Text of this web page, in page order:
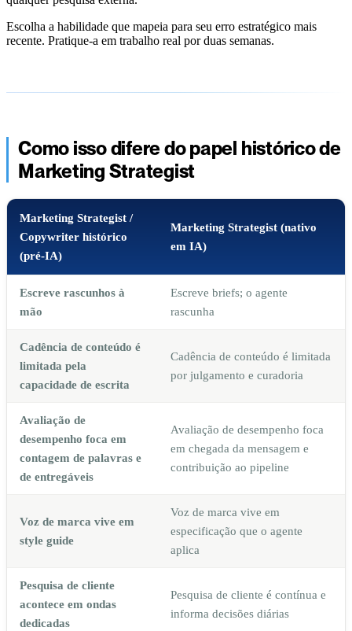
Escolha a habilidade que mapeia para seu erro estratégico mais
recente. Pratique-a em trabalho real por duas semanas.
Como isso difere do papel histórico de
Marketing Strategist
Marketing Strategist /
Copywriter histórico
(pré-IA)
Marketing Strategist (nativo
em IA)
Escreve rascunhos à
mão
Escreve briefs; o agente
rascunha
Cadência de conteúdo é
limitada pela
capacidade de escrita
Cadência de conteúdo é limitada
por julgamento e curadoria
Avaliação de
desempenho foca em
contagem de palavras e
de entregáveis
Avaliação de desempenho foca
em chegada da mensagem e
contribuição ao pipeline
Voz de marca vive em
style guide
Voz de marca vive em
especificação que o agente
aplica
Pesquisa de cliente
acontece em ondas
dedicadas
Pesquisa de cliente é contínua e
informa decisões diárias